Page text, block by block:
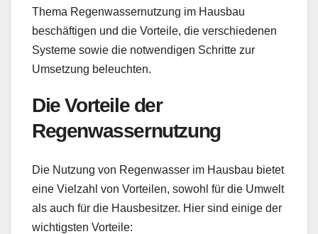
Thema Regenwassernutzung im Hausbau
beschäftigen und die Vorteile, die verschiedenen
Systeme sowie die notwendigen Schritte zur
Umsetzung beleuchten.
Die Vorteile der
Regenwassernutzung
Die Nutzung von Regenwasser im Hausbau bietet
eine Vielzahl von Vorteilen, sowohl für die Umwelt
als auch für die Hausbesitzer. Hier sind einige der
wichtigsten Vorteile: